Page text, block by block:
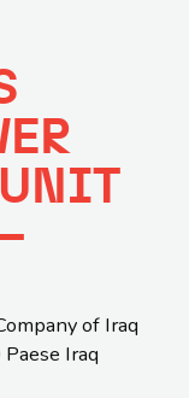
of Iraq
Iraq